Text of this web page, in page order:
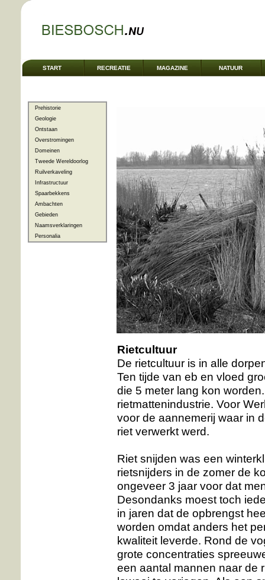
START RECREATIE MAGAZINE NATUUR
Prehistorie
Geologie
Ontstaan
Overstromingen
Domeinen
Tweede Wereldoorlog
Ruilverkaveling
Infrastructuur
Spaarbekkens
Ambachten
Gebieden
Naamsverklaringen
Personalia
Rietcultuur
De rietcultuur is in alle
Ten tijde van eb en vloed
die 5 meter lang kon
rietmattenindustrie. Voor
voor de aannemerij waar in
riet verwerkt werd.
Riet snijden was een
rietsnijders in de zomer de
ongeveer 3 jaar voor dat
Desondanks moest toch
in jaren dat de opbrengst
worden omdat anders het
kwaliteit leverde. Rond de
grote concentraties
een aantal mannen naar de